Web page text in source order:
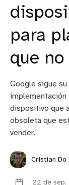
para
que
Google sigue
implementación
dispositivo que
obsoleta que
vender.
Cristian Do
22 de sep.